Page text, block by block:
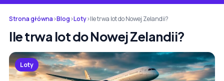
Strona główna›Blog›Loty›Ile trwa lot do Nowej Zelandii?
Ile trwa lot do Nowej Zelandii?
Loty